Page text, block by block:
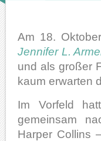
Am 18.
Jennifer L.
und als großer
kaum erwarten
Im Vorfeld
gemeinsam
Harper Collins